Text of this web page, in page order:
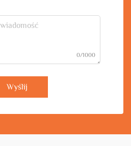
0/1000
Wyślij